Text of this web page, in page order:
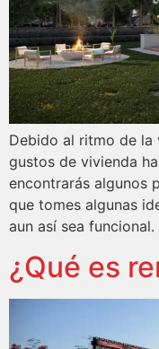
Debido al ritmo de la
gustos de vivienda
encontrarás algunos
que tomes algunas
aun así sea funcional.
¿Qué es